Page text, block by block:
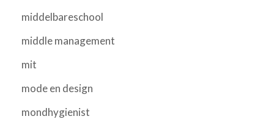
middelbareschool
middle management
mit
mode en design
mondhygienist